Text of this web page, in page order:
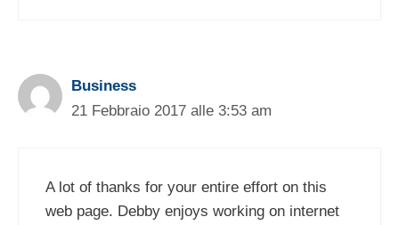
Business
21 Febbraio 2017 alle 3:53 am
A lot of thanks for your entire effort on this
web page. Debby enjoys working on internet